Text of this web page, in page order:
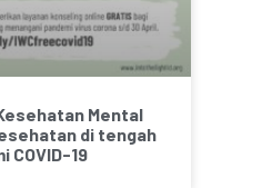
Mental
di tengah
COVID-19